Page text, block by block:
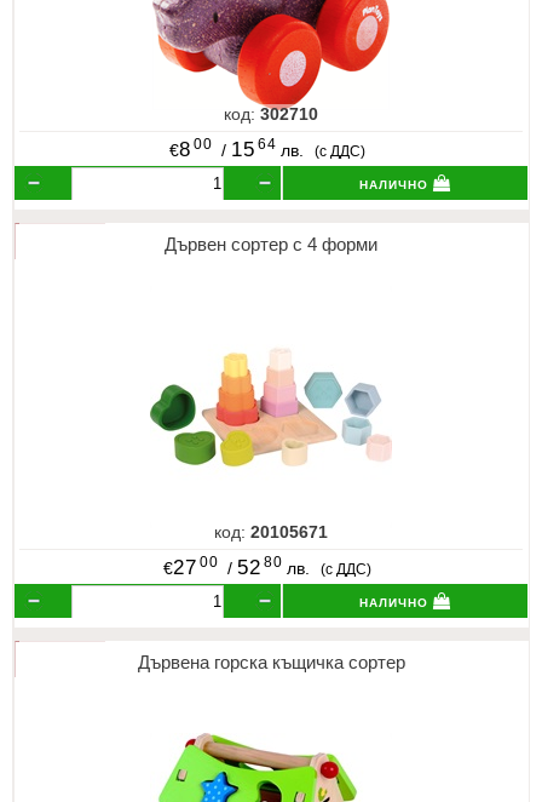
код: 302710
€8 00 / 15 64 лв. (с ДДС)
налично
Дървен сортер с 4 форми
код: 20105671
€27 00 / 52 80 лв. (с ДДС)
налично
Дървена горска къщичка сортер